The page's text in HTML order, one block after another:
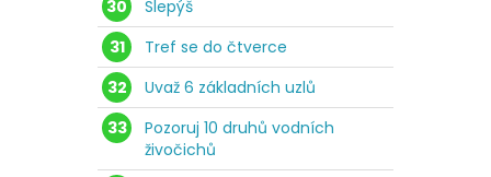
30
Slepýš
31
Tref se do čtverce
32
Uvaž 6 základních uzlů
33
Pozoruj 10 druhů vodních
živočichů